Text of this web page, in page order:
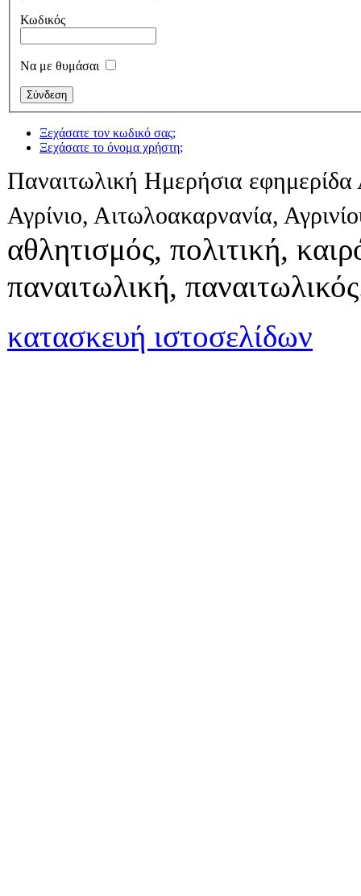
Κωδικός
Να με θυμάσαι
Ξεχάσατε τον κωδικό σας;
Ξεχάσατε το όνομα χρήστη;
Παναιτωλική Ημερήσια εφημερίδα
Αγρίνιο, Αιτωλοακαρνανία,
αθλητισμός, πολιτική,
παναιτωλική,
κατασκευή ιστοσελίδων